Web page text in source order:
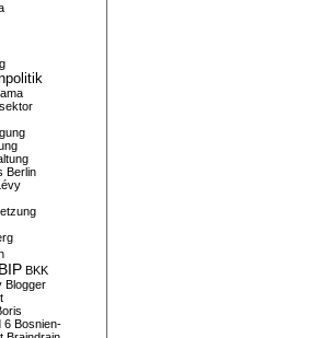
Berlin
BIP BKK
Blogger
6 Bosnien-